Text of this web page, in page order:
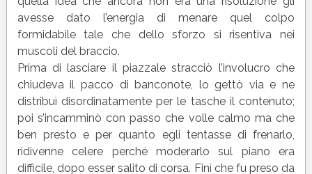
avesse dato l’energia di menare quel colpo
formidabile tale che dello sforzo si risentiva nei
muscoli del braccio.
Prima di lasciare il piazzale stracciò l’involucro che
chiudeva il pacco di banconote, lo gettò via e ne
distribuì disordinatamente per le tasche il contenuto;
poi s’incamminò con passo che volle calmo ma che
ben presto e per quanto egli tentasse di frenarlo,
ridivenne celere perché moderarlo sul piano era
difficile, dopo esser salito di corsa. Finì che fu preso da